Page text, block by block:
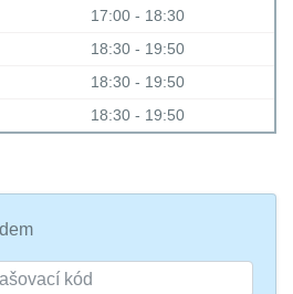
17:00 - 18:30
18:30 - 19:50
18:30 - 19:50
18:30 - 19:50